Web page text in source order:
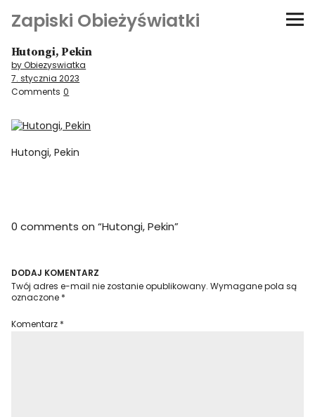
Zapiski Obieżyświatki
Podróże
Kultura i sztuka
Kątem oka
Hutongi, Pekin
by Obiezyswiatka
7. stycznia 2023
Comments 0
Hutongi, Pekin
0 comments on “Hutongi, Pekin”
DODAJ KOMENTARZ
Twój adres e-mail nie zostanie opublikowany. Wymagane pola są
oznaczone *
Komentarz *